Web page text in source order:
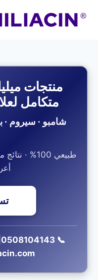
منتجات
متكامل
شامبو · سيروم ·
📞 0508104143